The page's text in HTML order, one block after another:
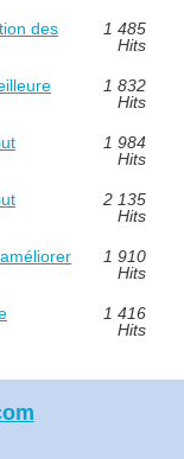
des
1 485
Hits
1 832
Hits
1 984
Hits
2 135
Hits
1 910
Hits
1 416
Hits